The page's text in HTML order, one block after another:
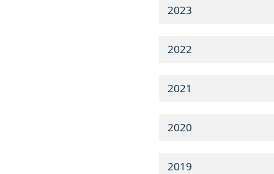
2023
2022
2021
2020
2019